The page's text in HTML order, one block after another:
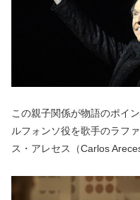
この親子関係が物語のポイ
ルフォンソ役を歌手のラフ
ス・アレセス（Carlos